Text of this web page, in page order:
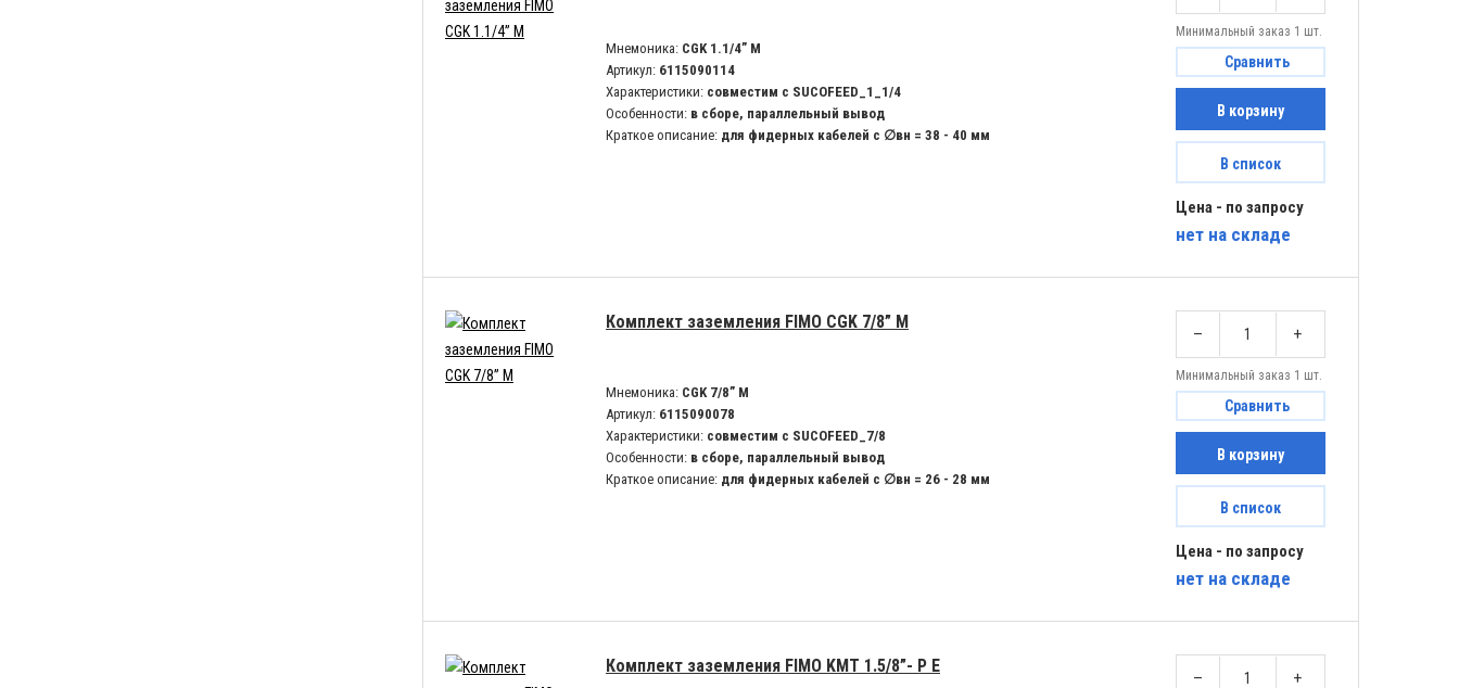
Мнемоника: CGK 1.1/4” M
Артикул: 6115090114
Характеристики: совместим с SUCOFEED_1_1/4
Особенности: в сборе, параллельный вывод
Краткое описание: для фидерных кабелей с ∅вн = 38 - 40 мм
Минимальный заказ 1 шт.
Сравнить
В корзину
В список
Цена - по запросу
нет на складе
Комплект заземления FIMO CGK 7/8” M
Мнемоника: CGK 7/8” M
Артикул: 6115090078
Характеристики: совместим с SUCOFEED_7/8
Особенности: в сборе, параллельный вывод
Краткое описание: для фидерных кабелей с ∅вн = 26 - 28 мм
– +
Минимальный заказ 1 шт.
Сравнить
В корзину
В список
Цена - по запросу
нет на складе
Комплект заземления FIMO KMT 1.5/8”- P E
– +